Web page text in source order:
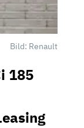
Bild: Renault
185